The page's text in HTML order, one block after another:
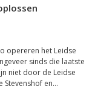
opereren het Leidse
sinds die laatste
niet door de Leidse
Stevenshof en...